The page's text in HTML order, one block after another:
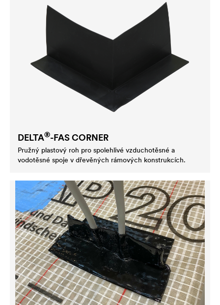
DELTA®-FAS CORNER
Pružný plastový roh pro spolehlivé vzduchotěsné a
vodotěsné spoje v dřevěných rámových konstrukcích.